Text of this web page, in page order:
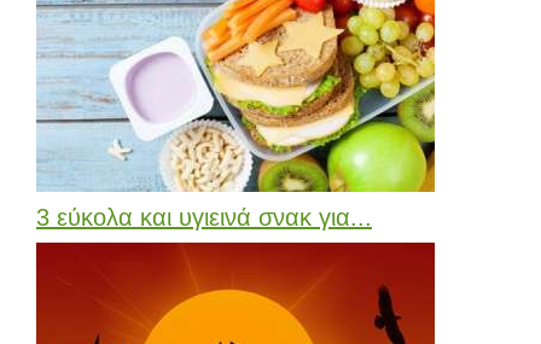
3 εύκολα και υγιεινά σνακ για...